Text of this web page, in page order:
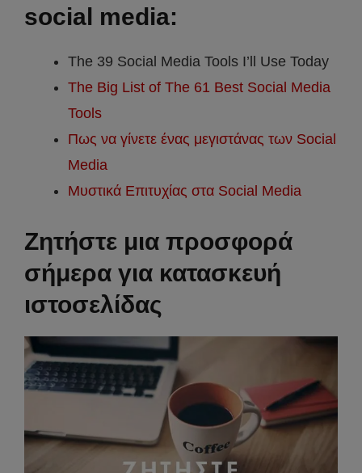
social media:
The 39 Social Media Tools I’ll Use Today
The Big List of The 61 Best Social Media
Tools
Πως να γίνετε ένας μεγιστάνας των Social
Media
Μυστικά Επιτυχίας στα Social Media
Ζητήστε μια προσφορά
σήμερα για κατασκευή
ιστοσελίδας